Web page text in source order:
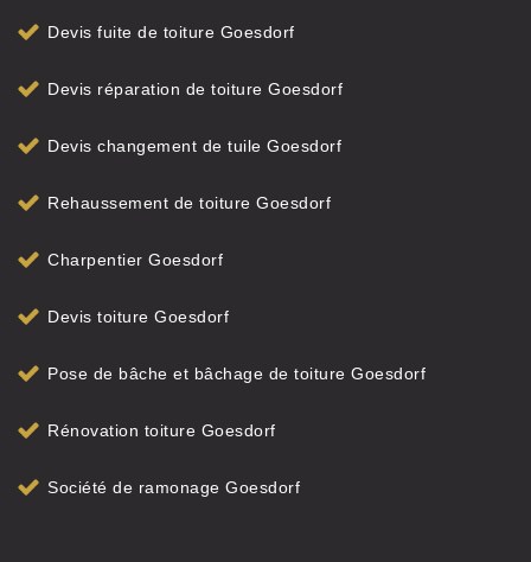
Devis fuite de toiture Goesdorf
Devis réparation de toiture Goesdorf
Devis changement de tuile Goesdorf
Rehaussement de toiture Goesdorf
Charpentier Goesdorf
Devis toiture Goesdorf
Pose de bâche et bâchage de toiture Goesdorf
Rénovation toiture Goesdorf
Société de ramonage Goesdorf